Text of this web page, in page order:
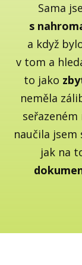
Sama
s
a když
v tom a
to jako
neměla
naučila
jak na